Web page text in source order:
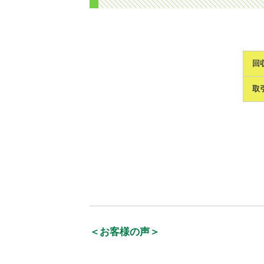
回
取
＜お客様の声＞